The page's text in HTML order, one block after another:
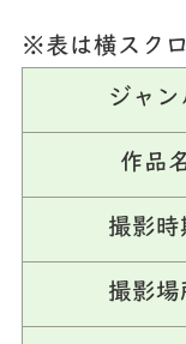
※表は横スク
ジャン
作品
撮影時
撮影場